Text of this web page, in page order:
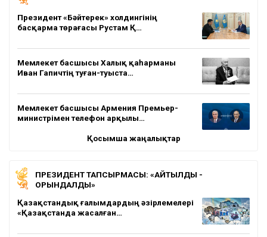
Президент «Бәйтерек» холдингінің
басқарма төрағасы Рустам Қ…
Мемлекет басшысы Халық қаһарманы
Иван Гапичтің туған-туыста…
Мемлекет басшысы Армения Премьер-
министрімен телефон арқылы…
Қосымша жаңалықтар
ПРЕЗИДЕНТ ТАПСЫРМАСЫ: «АЙТЫЛДЫ -
ОРЫНДАЛДЫ»
Қазақстандық ғалымдардың әзірлемелері
«Қазақстанда жасалған…